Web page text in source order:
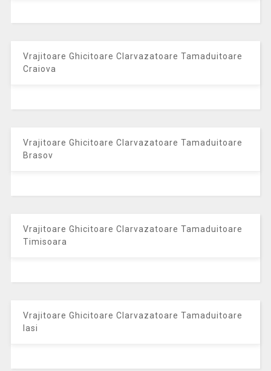
Vrajitoare Ghicitoare Clarvazatoare Tamaduitoare
Craiova
Vrajitoare Ghicitoare Clarvazatoare Tamaduitoare
Brasov
Vrajitoare Ghicitoare Clarvazatoare Tamaduitoare
Timisoara
Vrajitoare Ghicitoare Clarvazatoare Tamaduitoare
Iasi